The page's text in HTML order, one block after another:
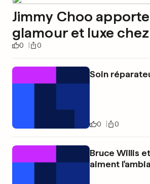
Jimmy Choo
glamour et luxe
0 0
Soin
0 0
Bruce Willis
aiment